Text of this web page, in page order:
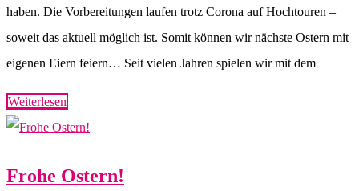
haben. Die Vorbereitungen laufen trotz Corona auf Hochtouren –
soweit das aktuell möglich ist. Somit können wir nächste Ostern mit
eigenen Eiern feiern… Seit vielen Jahren spielen wir mit dem
Weiterlesen
Frohe Ostern!